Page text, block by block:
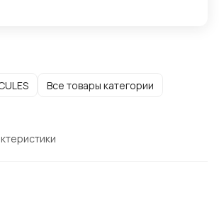
Все товары категории